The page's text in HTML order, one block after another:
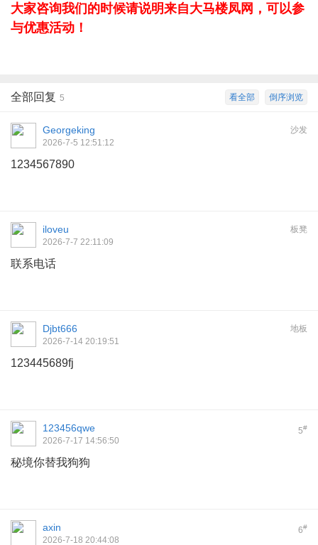
大家咨询我们的时候请说明来自大马楼凤网，可以参
与优惠活动！
倒序浏览
看全部
全部回复 5
沙发
Georgeking
2026-7-5 12:51:12
1234567890
板凳
iloveu
2026-7-7 22:11:09
联系电话
地板
Djbt666
2026-7-14 20:19:51
123445689fj
5#
123456qwe
2026-7-17 14:56:50
秘境你替我狗狗
6#
axin
2026-7-18 20:44:08